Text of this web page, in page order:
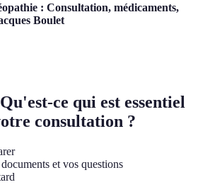
: Consultation, médicaments,
Boulet
ce qui est essentiel
consultation ?
et vos questions